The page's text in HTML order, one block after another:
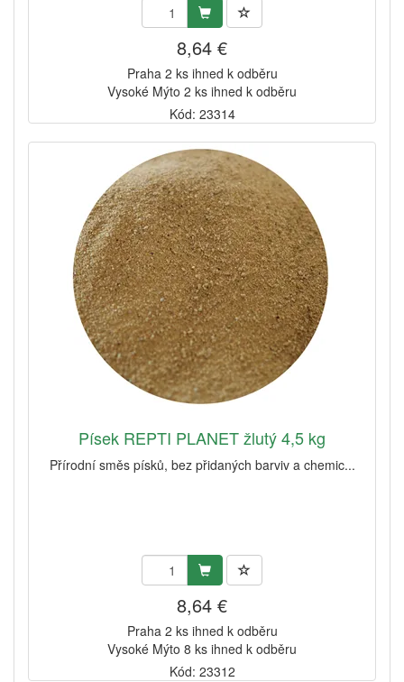
8,64 €
Praha 2 ks ihned k odběru
Vysoké Mýto 2 ks ihned k odběru
Kód: 23314
Písek REPTI PLANET žlutý 4,5 kg
Přírodní směs písků, bez přidaných barviv a chemic...
8,64 €
Praha 2 ks ihned k odběru
Vysoké Mýto 8 ks ihned k odběru
Kód: 23312